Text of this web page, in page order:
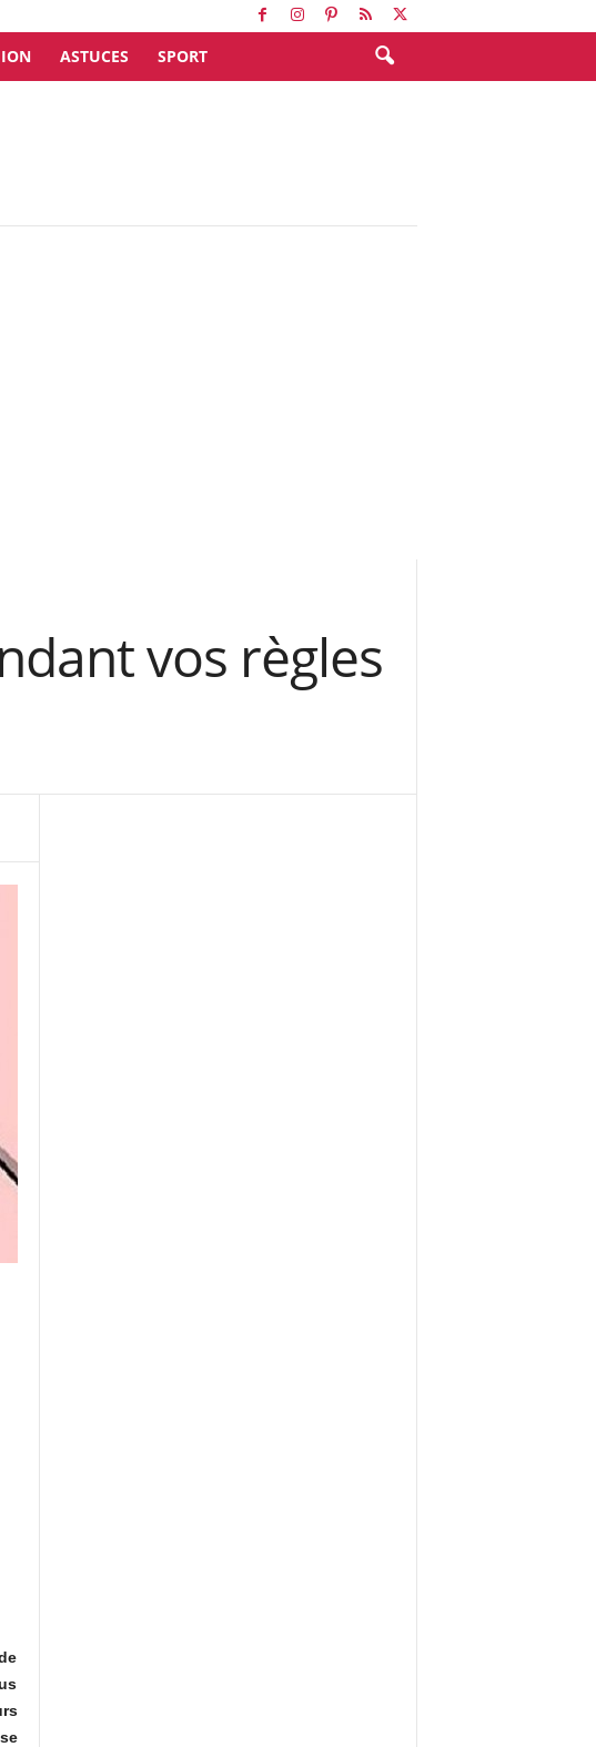
ASTUCES SPORT
vos règles